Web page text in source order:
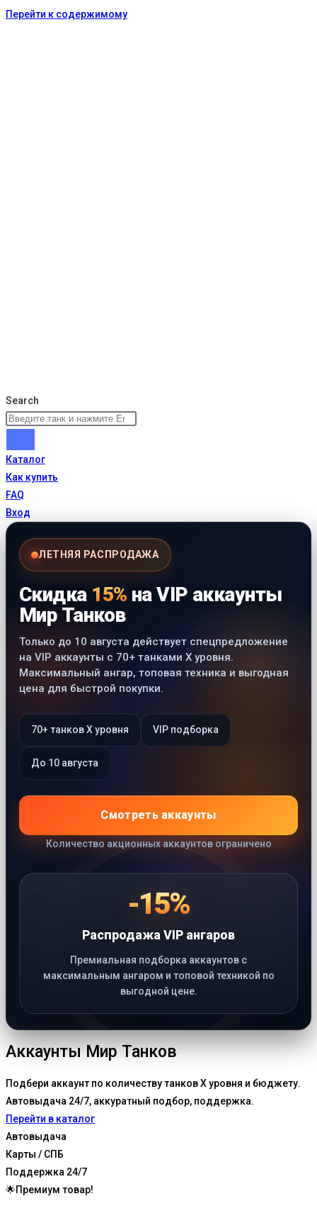
Перейти к содержимому
Search
Каталог
Как купить
FAQ
Вход
ЛЕТНЯЯ РАСПРОДАЖА
Скидка 15% на VIP аккаунты
Мир Танков
Только до 10 августа действует спецпредложение
на VIP аккаунты с 70+ танками X уровня.
Максимальный ангар, топовая техника и выгодная
цена для быстрой покупки.
70+ танков X уровня VIP подборка
До 10 августа
Смотреть аккаунты
Количество акционных аккаунтов ограничено
-15%
Распродажа VIP ангаров
Премиальная подборка аккаунтов с
максимальным ангаром и топовой техникой по
выгодной цене.
Аккаунты Мир Танков
Подбери аккаунт по количеству танков X уровня и бюджету.
Автовыдача 24/7, аккуратный подбор, поддержка.
Перейти в каталог
Автовыдача
Карты / СПБ
Поддержка 24/7
🌟Премиум товар!